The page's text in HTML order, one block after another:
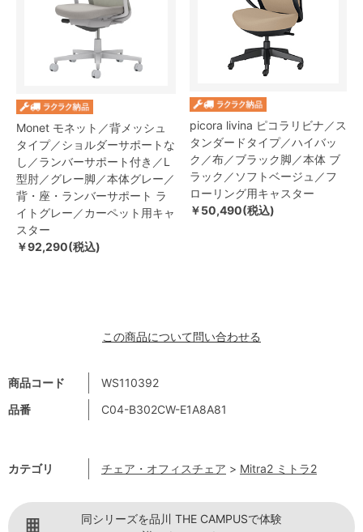
商品コード
WS110392
品番
C04-B302CW-E1A8A81
カテゴリ チェア・オフィスチェア > Mitra2 ミトラ2
Monet モネット／背メッシュ
タイプ／ショルダーサポートな
し／ランバーサポート付き／L
型肘／グレー脚／本体グレー／
背・座・ランバーサポート ラ
イトグレー／カーペット用キャ
スター
￥92,290(税込)
picora livina ピコラリビナ／ス
タンダードタイプ／ハイバッ
ク／布／ブラック脚／本体 ブ
ラック／ソフトベージュ／フ
ローリング用キャスター
￥50,490(税込)
この商品について問い合わせる
同シリーズを品川 THE CAMPUSで体験